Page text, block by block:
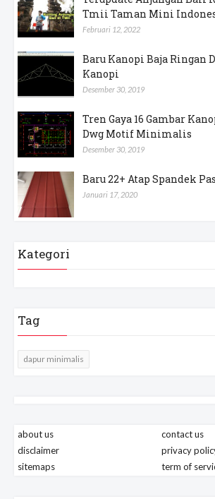
Tmii Taman Mini
Februari 12, 2022
Baru Kanopi Baja Ringan
Kanopi
Desember 30, 2019
Tren Gaya 16 Gambar
Dwg Motif Minimalis
Desember 30, 2019
Baru 22+ Atap Spandek
Januari 17, 2020
Kategori
Tag
dapur minimalis
about us
contact us
disclaimer
privacy
sitemaps
term of